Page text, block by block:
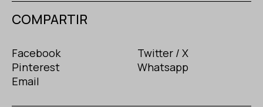
COMPARTIR
Facebook
Twitter / X
Pinterest
Whatsapp
Email